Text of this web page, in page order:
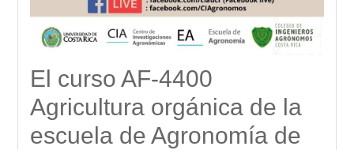
El curso AF-4400
Agricultura orgánica de la
escuela de Agronomía de